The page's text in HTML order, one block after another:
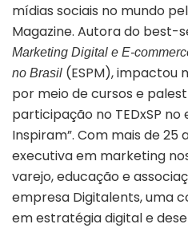
mídias sociais no mundo
Magazine. Autora do best-
Marketing Digital e E-
no Brasil (ESPM), impactou
por meio de cursos e
participação no TEDxSP no
Inspiram”. Com mais de 25
executiva em marketing
varejo, educação e
empresa Digitalents, uma
em estratégia digital e